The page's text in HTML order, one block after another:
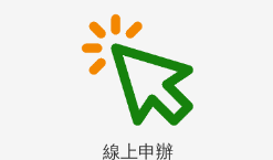
線上申辦